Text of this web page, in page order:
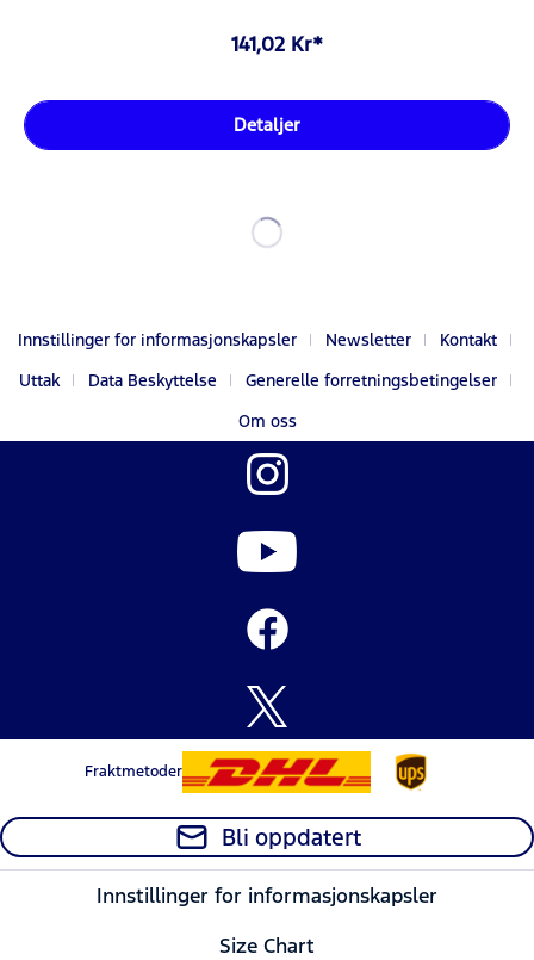
141,02 Kr*
Detaljer
Innstillinger for informasjonskapsler Newsletter
Kontakt
Uttak
Data Beskyttelse
Generelle forretningsbetingelser
Om oss
Fraktmetoder
Bli oppdatert
Innstillinger for informasjonskapsler
Size Chart